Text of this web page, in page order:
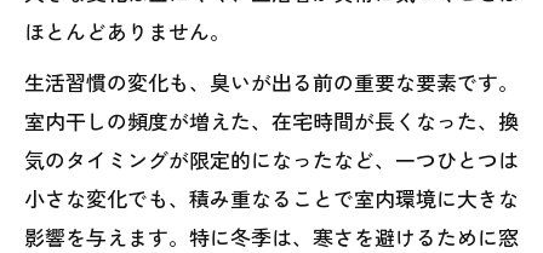
ほとんどありません。
生活習慣の変化も、臭いが出る前の重要な要素です。
室内干しの頻度が増えた、在宅時間が長くなった、換
気のタイミングが限定的になったなど、一つひとつは
小さな変化でも、積み重なることで室内環境に大きな
影響を与えます。特に冬季は、寒さを避けるために窓